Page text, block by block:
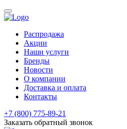
Распродажа
Акции
Наши услуги
Бренды
Новости
О компании
Доставка и оплата
Контакты
+7 (800) 775-89-21
Заказать обратный звонок